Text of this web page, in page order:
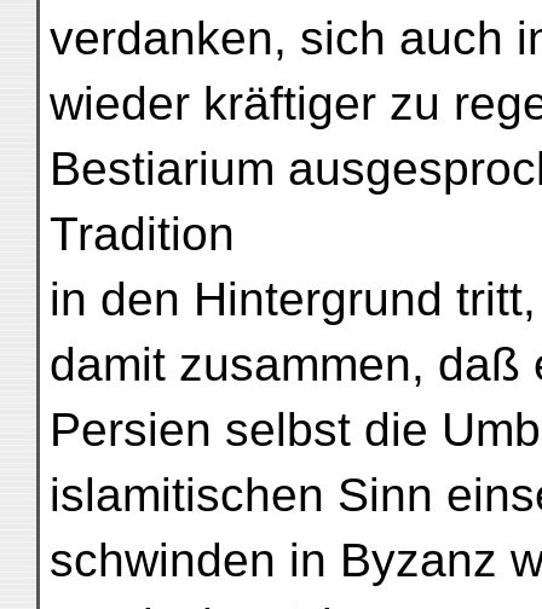
verdanken, sich auch
wieder kräftiger zu
Bestiarium
Tradition
in den Hintergrund
damit zusammen, daß
Persien selbst die
islamitischen Sinn
schwinden in Byzanz